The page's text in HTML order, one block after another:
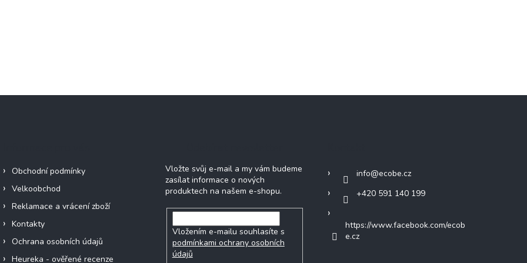
Obchodní podmínky
Velkoobchod
Reklamace a vrácení zboží
Kontakty
Ochrana osobních údajů
Heureka - ověřené recenze
Vložte svůj e-mail a my vám budeme
zasílat informace o nových
produktech na našem e-shopu.
Vložením e-mailu souhlasíte s
podmínkami ochrany osobních
údajů
info@ecobe.cz
+420 591 140 199
https://www.facebook.com/ecob
e.cz